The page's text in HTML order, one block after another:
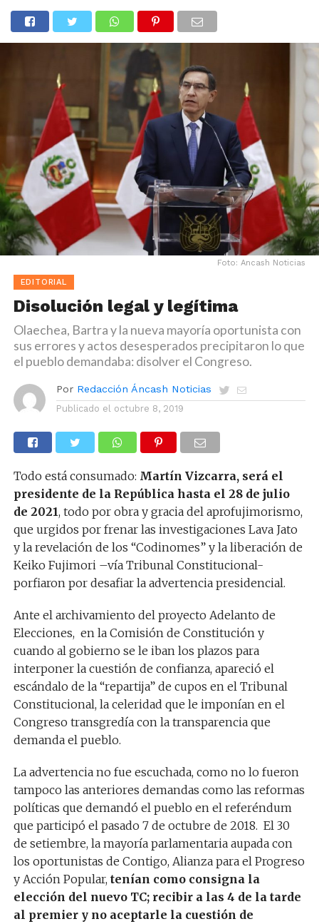
Foto: Ancash Noticias
EDITORIAL
Disolución legal y legítima
Olaechea, Bartra y la nueva mayoría oportunista con
sus errores y actos desesperados precipitaron lo que
el pueblo demandaba: disolver el Congreso.
Por Redacción Áncash Noticias
Publicado el octubre 8, 2019
Todo está consumado: Martín Vizcarra, será el
presidente de la República hasta el 28 de julio
de 2021, todo por obra y gracia del aprofujimorismo,
que urgidos por frenar las investigaciones Lava Jato
y la revelación de los “Codinomes” y la liberación de
Keiko Fujimori –vía Tribunal Constitucional-
porfiaron por desafiar la advertencia presidencial.
Ante el archivamiento del proyecto Adelanto de
Elecciones, en la Comisión de Constitución y
cuando al gobierno se le iban los plazos para
interponer la cuestión de confianza, apareció el
escándalo de la “repartija” de cupos en el Tribunal
Constitucional, la celeridad que le imponían en el
Congreso transgredía con la transparencia que
demanda el pueblo.
La advertencia no fue escuchada, como no lo fueron
tampoco las anteriores demandas como las reformas
políticas que demandó el pueblo en el referéndum
que participó el pasado 7 de octubre de 2018. El 30
de setiembre, la mayoría parlamentaria aupada con
los oportunistas de Contigo, Alianza para el Progreso
y Acción Popular, tenían como consigna la
elección del nuevo TC; recibir a las 4 de la tarde
al premier y no aceptarle la cuestión de